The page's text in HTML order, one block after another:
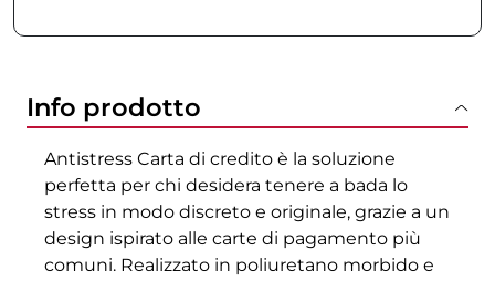
Info prodotto
Antistress Carta di credito è la soluzione
perfetta per chi desidera tenere a bada lo
stress in modo discreto e originale, grazie a un
design ispirato alle carte di pagamento più
comuni. Realizzato in poliuretano morbido e